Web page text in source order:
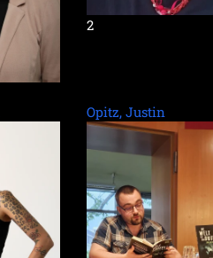
2
Opitz, Justin